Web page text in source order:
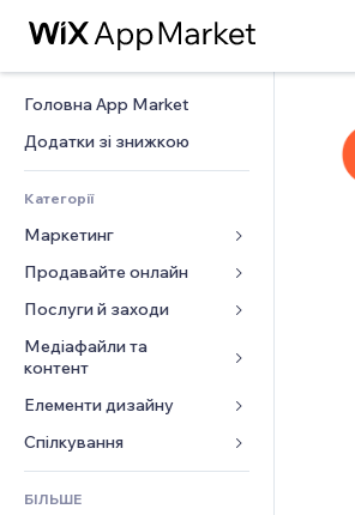
Головна App Market
Додатки зі знижкою
Категорії
Маркетинг
Реклама
Мобільний
Аналітика
Соцмережі
SEO
Залучення
Розміщення сайту
Ел. пошта
Продавайте онлайн
Додатки для магазинів
Надсилання та доставка
Кнопки продажу
Онлайн‑курси
Друк на замовлення
Бухгалтерський облік
Купони й лояльність
Послуги й заходи
Готелі
Заходи
Ресторани
Нерухомість
Медіафайли та
контент
Галерея
Музика
Подкасти
Фотографія
Елементи дизайну
Карти й навігація
Конфіденційність і безпека
Годинник
Форми
БІЛЬШЕ